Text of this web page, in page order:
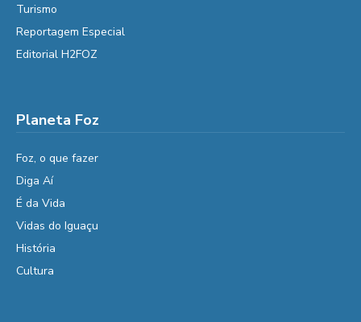
Turismo
Reportagem Especial
Editorial H2FOZ
Planeta Foz
Foz, o que fazer
Diga Aí
É da Vida
Vidas do Iguaçu
História
Cultura